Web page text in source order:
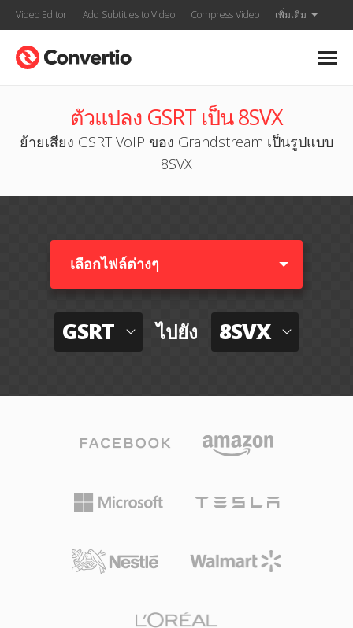
Video Editor Add Subtitles to Video Compress Video เพิ่มเติม
ตัวแปลง GSRT เป็น 8SVX
ย้ายเสียง GSRT VoIP ของ Grandstream เป็นรูปแบบ
8SVX
เลือกไฟล์ต่างๆ​
GSRT ไปยัง 8SVX